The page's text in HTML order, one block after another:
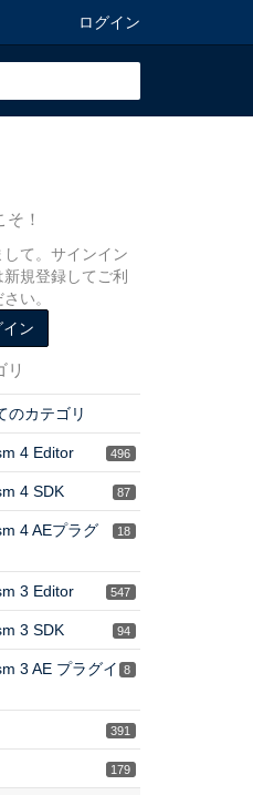
ログイン
そ！
して。サインイン
新規登録してご利
い。
イン
リ
のカテゴリ
496
4 Editor
87
4 SDK
18
4 AEプラグ
547
3 Editor
94
3 SDK
8
3 AE プラグイ
391
179